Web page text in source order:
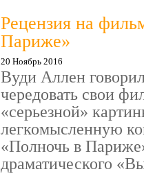
Рецензия на
Париже»
20 Ноябрь 2016
Вуди Аллен
чередовать свои
«серьезной»
легкомысленную
«Полночь в
драматического